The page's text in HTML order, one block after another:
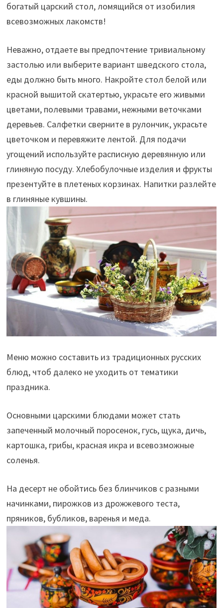
богатый царский стол, ломящийся от изобилия
всевозможных лакомств!
Неважно, отдаете вы предпочтение тривиальному
застолью или выберите вариант шведского стола,
еды должно быть много. Накройте стол белой или
красной вышитой скатертью, украсьте его живыми
цветами, полевыми травами, нежными веточками
деревьев. Салфетки сверните в рулончик, украсьте
цветочком и перевяжите лентой. Для подачи
угощений используйте расписную деревянную или
глиняную посуду. Хлебобулочные изделия и фрукты
презентуйте в плетеных корзинах. Напитки разлейте
в глиняные кувшины.
Меню можно составить из традиционных русских
блюд, чтоб далеко не уходить от тематики
праздника.
Основными царскими блюдами может стать
запеченный молочный поросенок, гусь, щука, дичь,
картошка, грибы, красная икра и всевозможные
соленья.
На десерт не обойтись без блинчиков с разными
начинками, пирожков из дрожжевого теста,
пряников, бубликов, варенья и меда.